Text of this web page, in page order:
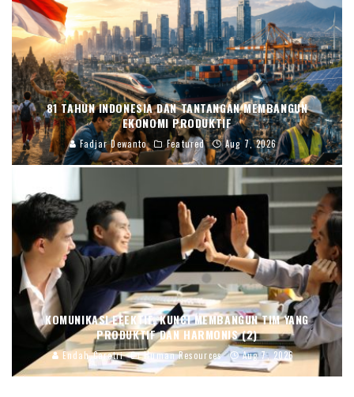
81 TAHUN INDONESIA DAN TANTANGAN MEMBANGUN
EKONOMI PRODUKTIF
Fadjar Dewanto Featured Aug 7, 2026
KOMUNIKASI EFEKTIF, KUNCI MEMBANGUN TIM YANG
PRODUKTIF DAN HARMONIS (2)
Endah Caratri Human Resources Aug 7, 2026